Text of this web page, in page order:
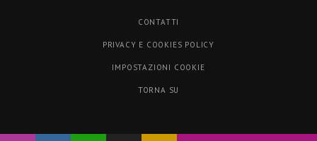
CONTATTI
PRIVACY E COOKIES POLICY
IMPOSTAZIONI COOKIE
TORNA SU